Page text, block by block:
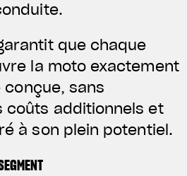
que chaque
la moto exactement
conçue, sans
coûts additionnels et
à son plein potentiel.